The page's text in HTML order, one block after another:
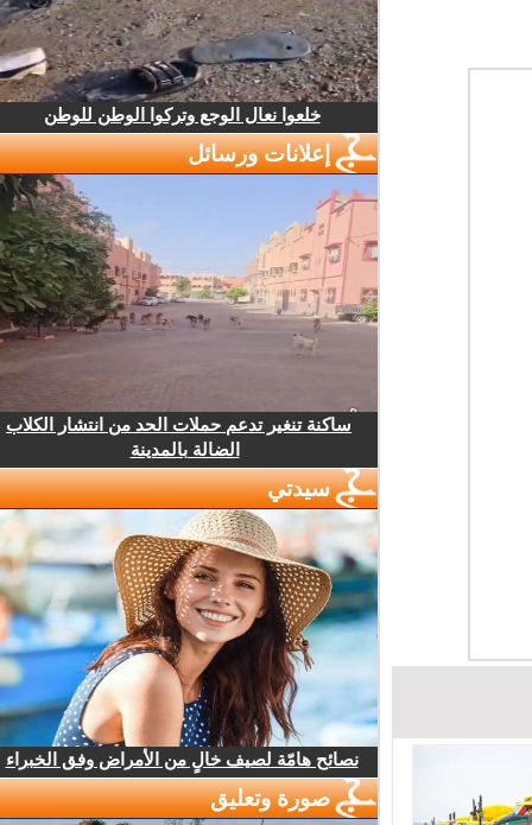
خلعوا نعال الوجع وتركوا الوطن للوطن
إعلانات ورسائل
ساكنة تنغير تدعم حملات الحد من انتشار الكلاب
الضالة بالمدينة
سيدتي
نصائح هامّة لصيف خالٍ من الأمراض وفق الخبراء
صورة وتعليق